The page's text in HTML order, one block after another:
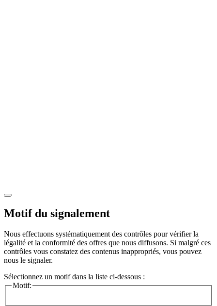
Motif du signalement
Nous effectuons systématiquement des contrôles pour vérifier la
légalité et la conformité des offres que nous diffusons. Si malgré ces
contrôles vous constatez des contenus inappropriés, vous pouvez
nous le signaler.
Sélectionnez un motif dans la liste ci-dessous :
Motif: